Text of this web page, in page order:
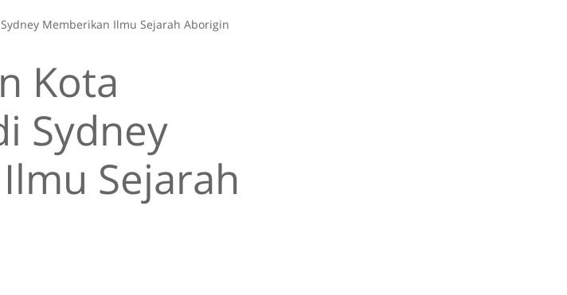
Memberikan Ilmu Sejarah Aborigin
Kota
Sydney
Sejarah